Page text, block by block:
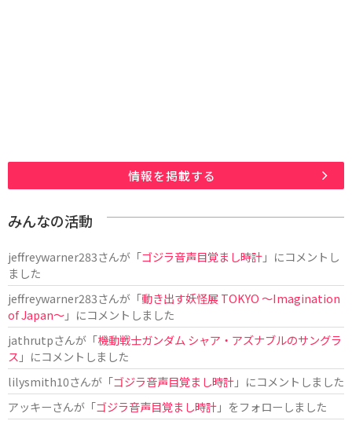
情報を掲載する
みんなの活動
jeffreywarner283さんが「ゴジラ音声目覚まし時計」にコメントし
ました
jeffreywarner283さんが「動き出す妖怪展 TOKYO 〜Imagination
of Japan〜」にコメントしました
jathrutpさんが「機動戦士ガンダム シャア・アズナブルのサングラ
ス 」にコメントしました
lilysmith10さんが「ゴジラ音声目覚まし時計」にコメントしました
アッキーさんが「ゴジラ音声目覚まし時計」をフォローしました